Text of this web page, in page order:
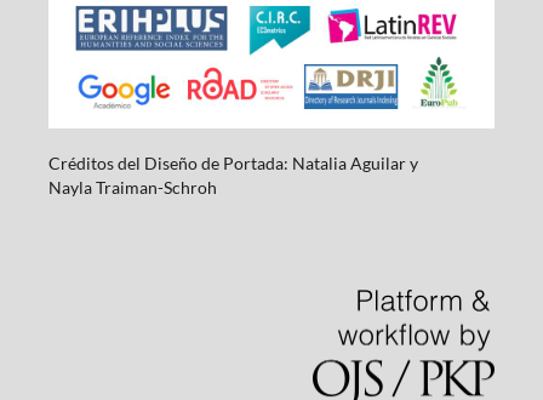
Créditos del Diseño de Portada: Natalia Aguilar y
NaylaTraiman-Schroh